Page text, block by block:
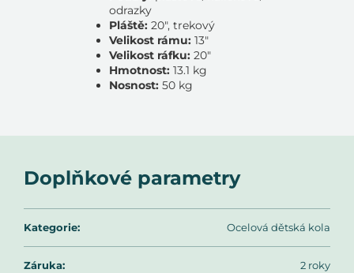
odrazky
Pláště: 20", trekový
Velikost rámu: 13"
Velikost ráfku: 20"
Hmotnost: 13.1 kg
Nosnost: 50 kg
Doplňkové parametry
Kategorie: Ocelová dětská kola
Záruka: 2 roky